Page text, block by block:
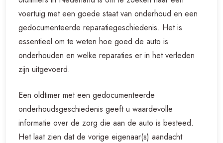
voertuig met een goede staat van onderhoud en een
gedocumenteerde reparatiegeschiedenis. Het is
essentieel om te weten hoe goed de auto is
onderhouden en welke reparaties er in het verleden
zijn uitgevoerd.
Een oldtimer met een gedocumenteerde
onderhoudsgeschiedenis geeft u waardevolle
informatie over de zorg die aan de auto is besteed.
Het laat zien dat de vorige eigenaar(s) aandacht